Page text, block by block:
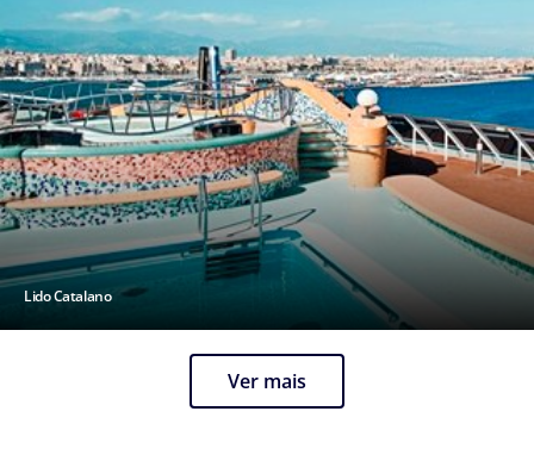
Lido Catalano
Ver mais